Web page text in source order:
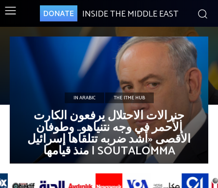
DONATE INSIDE THE MIDDLE EAST
IN ARABIC THE ITME HUB
جنرالات الاحتلال يرفعون الكارت
الأحمر في وجه نتنياهو.. وطوفان
الأقصى «أشد ضربه تتلقاها إسرائيل
منذ ‏قيامها | SOUTALOMMA